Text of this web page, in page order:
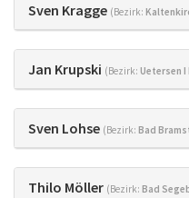
Sven Kragge (Bezirk:
Jan Krupski (Bezirk: Uetersen
Sven Lohse (Bezirk: Bad
Thilo Möller (Bezirk: Bad